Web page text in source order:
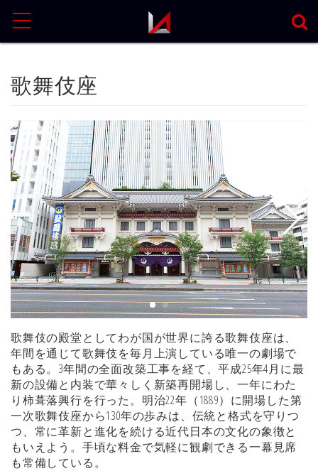
MENU
歌舞伎座
歌舞伎の殿堂としてわが国が世界に誇る歌舞伎座は、
年間を通じて歌舞伎を毎月上演している唯一の劇場で
もある。3年間の全面改築工事を経て、平成25年4月に最
新の設備と内装で華々しく新築再開場し、一年にわた
り柿葺落興行を行った。明治22年（1889）に開場した第
一次歌舞伎座から130年の歩みは、伝統と格式を守りつ
つ、常に革新と進化を続ける近代日本の文化の象徴と
もいえよう。手頃な料金で気軽に観劇できる一幕見席
も常備している。